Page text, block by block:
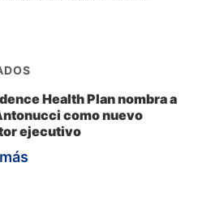
Health Plan nombra a
como nuevo
ejecutivo